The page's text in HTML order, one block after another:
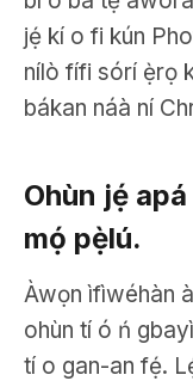
jẹ́ kí o fi kún
nílò fífi sórí ẹ̀rọ
bákan náà ní
Ohùn jẹ́
mọ́ pẹ̀lú.
Àwọn ìfìwéhàn
ohùn tí ó ń
tí o gan-an fẹ́.